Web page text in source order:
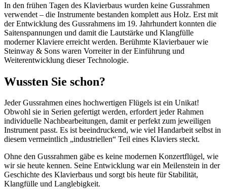
In den frühen Tagen des Klavierbaus wurden keine Gussrahmen
verwendet – die Instrumente bestanden komplett aus Holz. Erst mit
der Entwicklung des Gussrahmens im 19. Jahrhundert konnten die
Saitenspannungen und damit die Lautstärke und Klangfülle
moderner Klaviere erreicht werden. Berühmte Klavierbauer wie
Steinway & Sons waren Vorreiter in der Einführung und
Weiterentwicklung dieser Technologie.
Wussten Sie schon?
Jeder Gussrahmen eines hochwertigen Flügels ist ein Unikat!
Obwohl sie in Serien gefertigt werden, erfordert jeder Rahmen
individuelle Nachbearbeitungen, damit er perfekt zum jeweiligen
Instrument passt. Es ist beeindruckend, wie viel Handarbeit selbst in
diesem vermeintlich „industriellen“ Teil eines Klaviers steckt.
Ohne den Gussrahmen gäbe es keine modernen Konzertflügel, wie
wir sie heute kennen. Seine Entwicklung war ein Meilenstein in der
Geschichte des Klavierbaus und sorgt bis heute für Stabilität,
Klangfülle und Langlebigkeit.